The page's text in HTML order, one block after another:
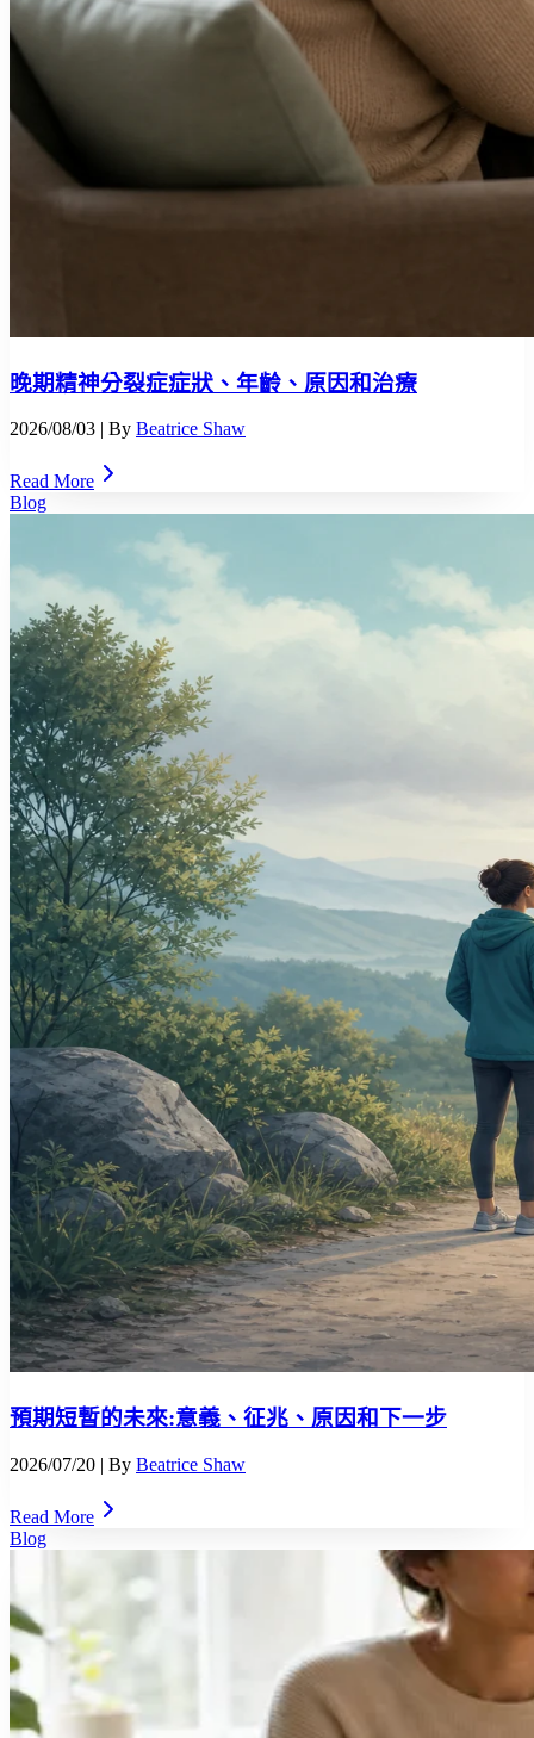
晚期精神分裂症症狀、年齡、原因和治療
2026/08/03 | By Beatrice Shaw
Read More
Blog
預期短暫的未來:意義、征兆、原因和下一步
2026/07/20 | By Beatrice Shaw
Read More
Blog